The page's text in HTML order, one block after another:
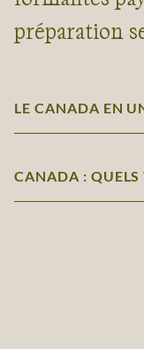
préparation
LE CANADA EN
CANADA : QUELS